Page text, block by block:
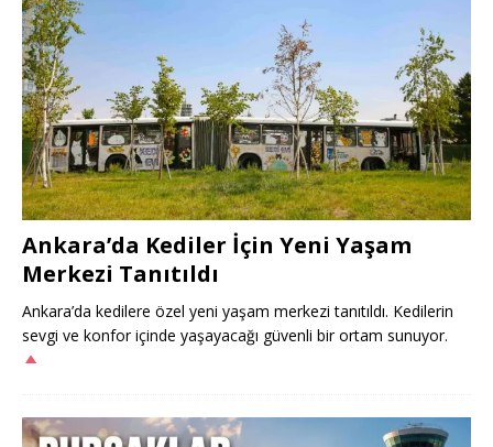
Ankara’da Kediler İçin Yeni Yaşam
Merkezi Tanıtıldı
Ankara’da kedilere özel yeni yaşam merkezi tanıtıldı. Kedilerin
sevgi ve konfor içinde yaşayacağı güvenli bir ortam sunuyor.